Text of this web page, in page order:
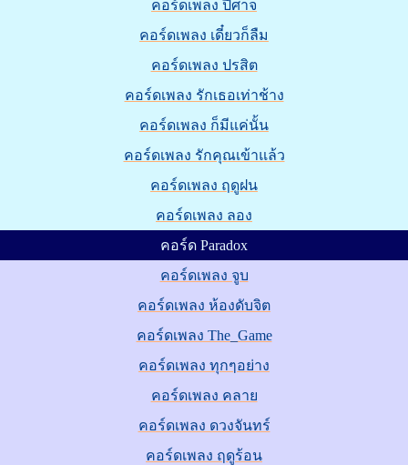
คอร์ดเพลง ปีศาจ
คอร์ดเพลง เดี๋ยวก็ลืม
คอร์ดเพลง ปรสิต
คอร์ดเพลง รักเธอเท่าช้าง
คอร์ดเพลง ก็มีแค่นั้น
คอร์ดเพลง รักคุณเข้าแล้ว
คอร์ดเพลง ฤดูฝน
คอร์ดเพลง ลอง
คอร์ด Paradox
คอร์ดเพลง จูบ
คอร์ดเพลง ห้องดับจิต
คอร์ดเพลง The_Game
คอร์ดเพลง ทุกๆอย่าง
คอร์ดเพลง คลาย
คอร์ดเพลง ดวงจันทร์
คอร์ดเพลง ฤดูร้อน